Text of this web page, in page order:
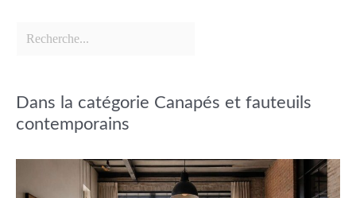
Dans la catégorie Canapés et fauteuils
contemporains